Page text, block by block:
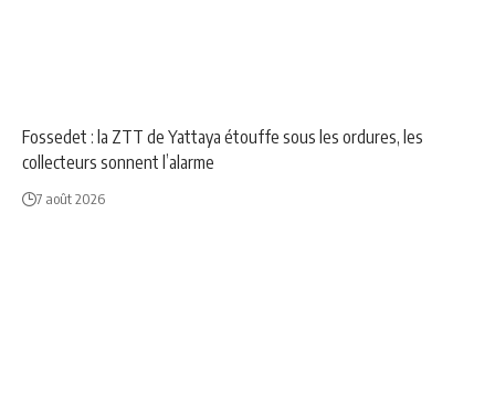
Fossedet : la ZTT de Yattaya étouffe sous les ordures, les
collecteurs sonnent l’alarme
7 août 2026